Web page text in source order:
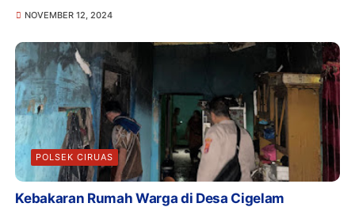
NOVEMBER 12, 2024
POLSEK CIRUAS
Kebakaran Rumah Warga di Desa Cigelam